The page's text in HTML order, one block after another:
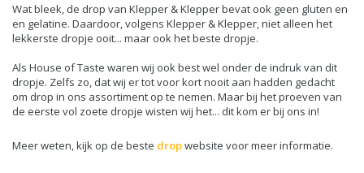
Wat bleek, de drop van Klepper & Klepper bevat ook geen gluten en
en gelatine. Daardoor, volgens Klepper & Klepper, niet alleen het
lekkerste dropje ooit... maar ook het beste dropje.
Als House of Taste waren wij ook best wel onder de indruk van dit
dropje. Zelfs zo, dat wij er tot voor kort nooit aan hadden gedacht
om drop in ons assortiment op te nemen. Maar bij het proeven van
de eerste vol zoete dropje wisten wij het... dit kom er bij ons in!
Meer weten, kijk op de beste dropwebsite voor meer informatie.